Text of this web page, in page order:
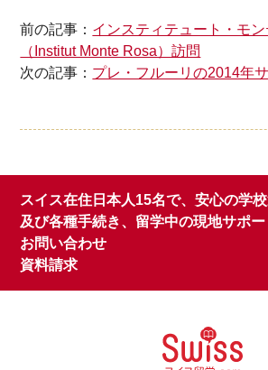
前の記事： インスティテュート・モ
（Institut Monte Rosa）訪問
次の記事： プレ・フルーリの2014年
スイス在住日本人15名で、安心の学
及び各種手続き、留学中の現地サポー
お問い合わせ
資料請求